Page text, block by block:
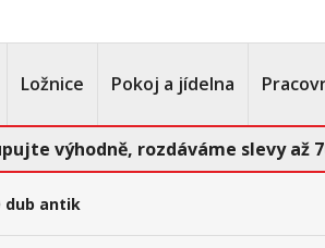
Ložnice Pokoj a jídelna
výhodně, rozdáváme slevy až
dub antik